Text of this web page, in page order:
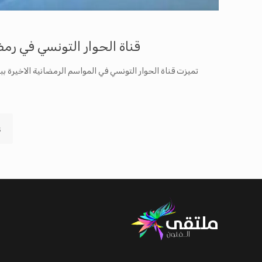
قناة الحوار التونسي في
تميزت قناة الحوار التونسي في المواسم الرمضانية الاخيرة